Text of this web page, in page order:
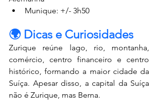
Munique: +/- 3h50
🌍 Dicas e Curiosidades
Zurique reúne lago, rio, montanha,
comércio, centro financeiro e centro
histórico, formando a maior cidade da
Suíça. Apesar disso, a capital da Suíça
não é Zurique, mas Berna.